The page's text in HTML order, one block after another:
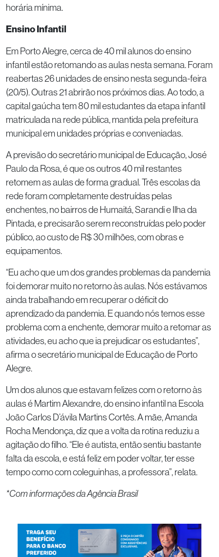
horária mínima.
Ensino Infantil
Em Porto Alegre, cerca de 40 mil alunos do ensino
infantil estão retomando as aulas nesta semana. Foram
reabertas 26 unidades de ensino nesta segunda-feira
(20/5). Outras 21 abrirão nos próximos dias. Ao todo, a
capital gaúcha tem 80 mil estudantes da etapa infantil
matriculada na rede pública, mantida pela prefeitura
municipal em unidades próprias e conveniadas.
A previsão do secretário municipal de Educação, José
Paulo da Rosa, é que os outros 40 mil restantes
retomem as aulas de forma gradual. Três escolas da
rede foram completamente destruídas pelas
enchentes, no bairros de Humaitá, Sarandi e Ilha da
Pintada, e precisarão serem reconstruídas pelo poder
público, ao custo de R$ 30 milhões, com obras e
equipamentos.
“Eu acho que um dos grandes problemas da pandemia
foi demorar muito no retorno às aulas. Nós estávamos
ainda trabalhando em recuperar o déficit do
aprendizado da pandemia. E quando nós temos esse
problema com a enchente, demorar muito a retomar as
atividades, eu acho que ia prejudicar os estudantes”,
afirma o secretário municipal de Educação de Porto
Alegre.
Um dos alunos que estavam felizes com o retorno às
aulas é Martim Alexandre, do ensino infantil na Escola
João Carlos D’ávila Martins Cortês. A mãe, Amanda
Rocha Mendonça, diz que a volta da rotina reduziu a
agitação do filho. “Ele é autista, então sentiu bastante
falta da escola, e está feliz em poder voltar, ter esse
tempo como com coleguinhas, a professora”, relata.
*Com informações da Agência Brasil